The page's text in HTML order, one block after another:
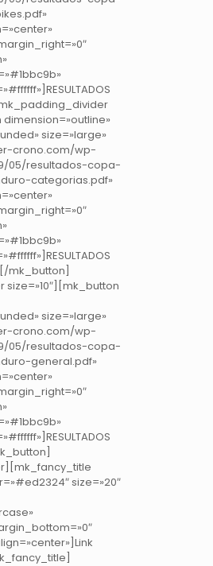
size=»large»
crono.com/wp-
05/resultados-copa-
categorias.pdf»
mk_button]
size=»large»
crono.com/wp-
05/resultados-copa-
general.pdf»
size=»20″